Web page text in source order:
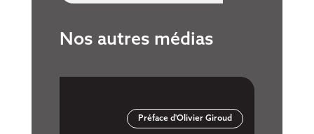
Nos autres médias
Préface d'Olivier Giroud